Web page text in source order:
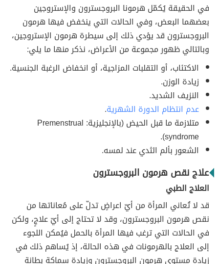
في الحقيقة يُكمّل هرمونا البروجسترون والإستروجين
بعضهما البعض، وفي الحالات التي ينخفض فيها هرمون
البروجسترون قد يؤدي ذلك إلى سيطرة هرمون الإستروجين،
وبالتالي ظهور مجموعة من الأعراض، نذكر منها ما يلي:
الاكتئاب، أو التقلبات المزاجية، أو انخفاض الرغبة الجنسية.
زيادة الوزن.
النزيف الشديد.
عدم انتظام الدورة الشهرية.
متلازمة ما قبل الحيض (بالإنجليزية: Premenstrual
syndrome).
الشعور بألم الثدي عند لمسه.
علاج نقص هرمون البروجسترون
العلاج الطبي
قد لا تُعاني المرأة من أيّ اعراضٍ تدلّ على مُعاناتها من
نقص هرمون البروجسترون، وقد لا تحتاج إلى أيّ علاجٍ، ولكن
في الحالات التي ترغب فيها المرأة بالحمل فيُمكن اللجوء
إلى العلاج بالهرمونات في هذه الحالة، إذ يُساهم ذلك في
زيادة مستوى هرمون البروجسترون وزيادة سماكة بطانة